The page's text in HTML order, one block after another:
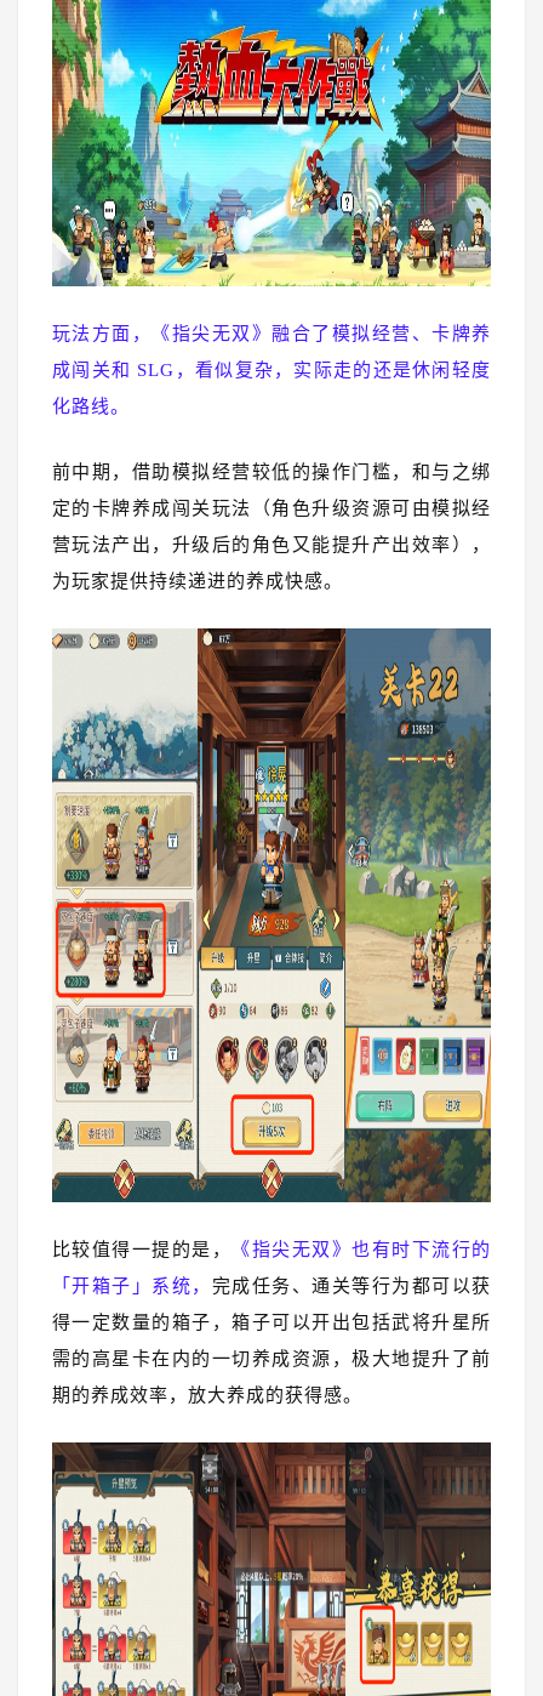
玩法方面，《指尖无双》融合了模拟经营、卡牌养
成闯关和 SLG，看似复杂，实际走的还是休闲轻度
化路线。
前中期，借助模拟经营较低的操作门槛，和与之绑
定的卡牌养成闯关玩法（角色升级资源可由模拟经
营玩法产出，升级后的角色又能提升产出效率），
为玩家提供持续递进的养成快感。
比较值得一提的是，
《指尖无双》也有时下流行的
「开箱子」系统， 完成任务、通关等行为都可以获
得一定数量的箱子，箱子可以开出包括武将升星所
需的高星卡在内的一切养成资源，极大地提升了前
期的养成效率，放大养成的获得感。